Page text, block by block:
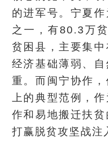
的进军号。宁夏
之一，有80.3万
贫困县，主要集中
经济基础薄弱、
重。而闽宁协作
上的典型范例，
作和易地搬迁扶
打赢脱贫攻坚战注